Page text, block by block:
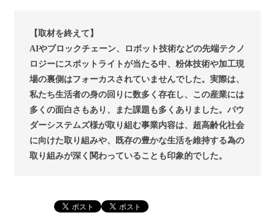
【取材を終えて】
AIやブロックチェーン、ロボット技術などの先端テクノ
ロジーにスポットライトが当たる中、粉体技術や加工現
場の裏側はフォーカスされていませんでした。実際は、
私たち生活者の身の回りに数多く存在し、この産業には
多くの面白さもあり、また課題も多くありました。パウ
ダーシステムズ様が取り組む事業内容は、超高齢化社会
に向けた取り組みや、既存の豊かな生活を維持する為の
取り組みが深く関わっていることも印象的でした。